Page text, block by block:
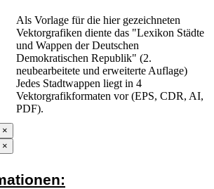
Als Vorlage für die hier gezeichneten
Vektorgrafiken diente das "Lexikon Städte
und Wappen der Deutschen
Demokratischen Republik" (2.
neubearbeitete und erweiterte Auflage)
Jedes Stadtwappen liegt in 4
Vektorgrafikformaten vor (EPS, CDR, AI,
PDF).
×
×